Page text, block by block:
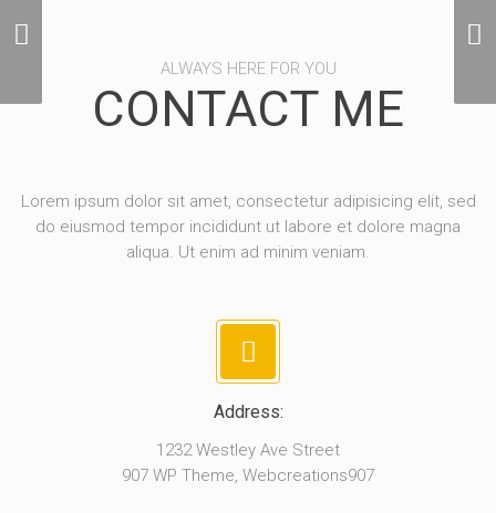
ALWAYS HERE FOR YOU
CONTACT ME
Lorem ipsum dolor sit amet, consectetur adipisicing elit, sed
do eiusmod tempor incididunt ut labore et dolore magna
aliqua. Ut enim ad minim veniam.
Address:
1232 Westley Ave Street
907 WP Theme, Webcreations907